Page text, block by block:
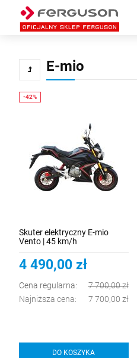
E-mio
Skuter elektryczny E-mio
Vento | 45 km/h
4 490,00 zł
Cena regularna:
7 700,00 zł
Najniższa cena:
7 700,00 zł
DO KOSZYKA